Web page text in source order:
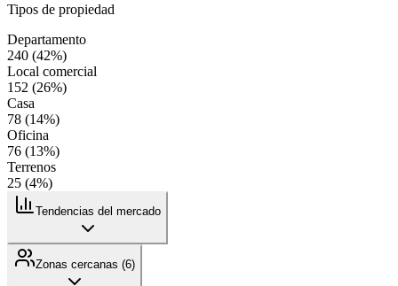
Tipos de propiedad
Departamento
240 (42%)
Local comercial
152 (26%)
Casa
78 (14%)
Oficina
76 (13%)
Terrenos
25 (4%)
Tendencias del mercado
Zonas cercanas (6)